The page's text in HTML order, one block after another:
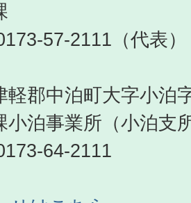
57-2111（代表）
軽郡中泊町大字小泊
小泊事業所（小泊支
64-2111